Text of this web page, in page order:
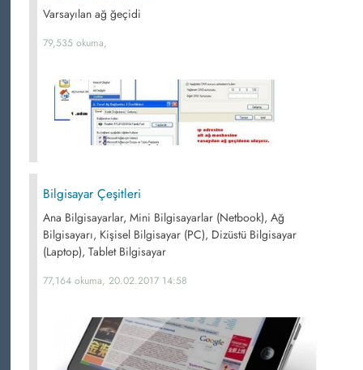
Varsayılan ağ ğeçidi
79,535 okuma,
Bilgisayar Çeşitleri
Ana Bilgisayarlar, Mini Bilgisayarlar (Netbook), Ağ
Bilgisayarı, Kişisel Bilgisayar (PC), Dizüstü Bilgisayar
(Laptop), Tablet Bilgisayar
77,164 okuma, 20.02.2017 14:58